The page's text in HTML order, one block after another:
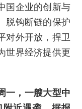
国企业的创新与
脱钩断链的保护
对外开放，捍卫
世界经济提供更
一，一艘大型中